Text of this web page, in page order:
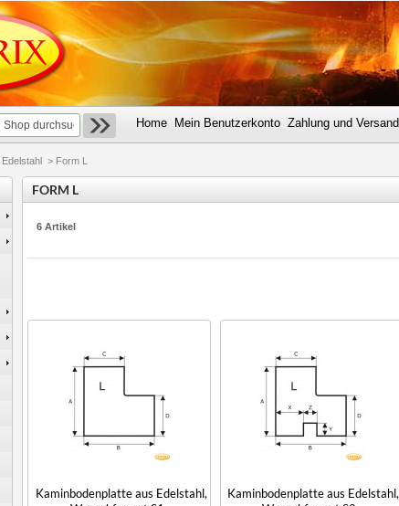
SUCHE
Home Mein Benutzerkonto Zahlung und Versand
Edelstahl > Form L
FORM L
6 Artikel
Kaminbodenplatte aus Edelstahl,
Kaminbodenplatte aus Edelstahl,